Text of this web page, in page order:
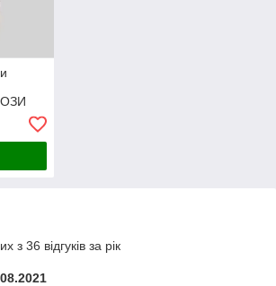
з 36 відгуків за рік